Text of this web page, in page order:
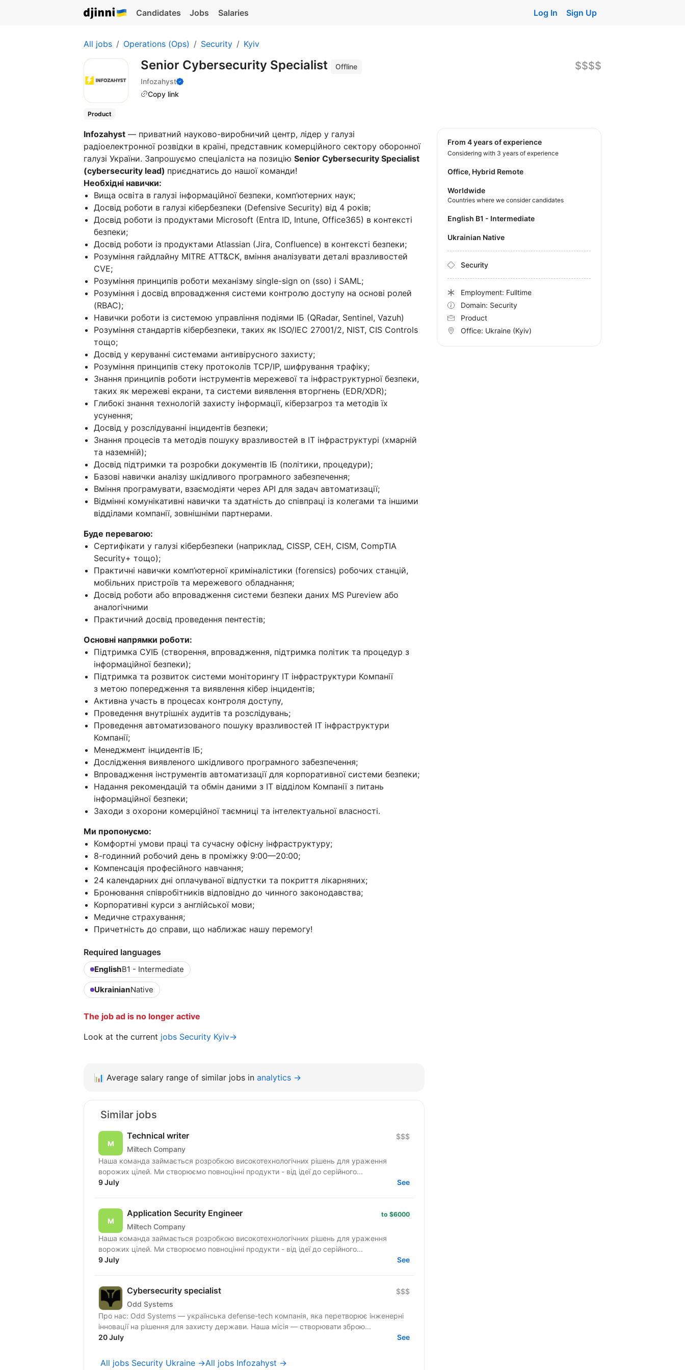
Candidates Jobs Salaries Log In Sign Up
All jobs Operations (Ops) Security Kyiv
Senior Cybersecurity Specialist
Offline
Infozahyst
Copy link
$$$$
Product
Infozahyst — приватний науково-виробничий центр, лідер у галузі
радіоелектронної розвідки в країні, представник комерційного сектору оборонної
галузі України. Запрошуємо спеціаліста на позицію Senior Cybersecurity Specialist
(cybersecurity lead) приєднатись до нашої команди!
Необхідні навички:
Вища освіта в галузі інформаційної безпеки, комп’ютерних наук;
Досвід роботи в галузі кібербезпеки (Defensive Security) від 4 років;
Досвід роботи із продуктами Microsoft (Entra ID, Intune, Office365) в контексті
безпеки;
Досвід роботи із продуктами Atlassian (Jira, Confluence) в контексті безпеки;
Розуміння гайдлайну MITRE ATT&CK, вміння аналізувати деталі вразливостей
CVE;
Розуміння принципів роботи механізму single-sign on (sso) і SAML;
Розуміння і досвід впровадження системи контролю доступу на основі ролей
(RBAC);
Навички роботи із системою управління подіями ІБ (QRadar, Sentinel, Vazuh)
Розуміння стандартів кібербезпеки, таких як ISO/IEC 27001/2, NIST, CIS Controls
тощо;
Досвід у керуванні системами антивірусного захисту;
Розуміння принципів стеку протоколів TCP/IP, шифрування трафіку;
Знання принципів роботи інструментів мережевої та інфраструктурної безпеки,
таких як мережеві екрани, та системи виявлення вторгнень (EDR/XDR);
Глибокі знання технологій захисту інформації, кіберзагроз та методів їх
усунення;
Досвід у розслідуванні інцидентів безпеки;
Знання процесів та методів пошуку вразливостей в ІТ інфраструктурі (хмарній
та наземній);
Досвід підтримки та розробки документів ІБ (політики, процедури);
Базові навички аналізу шкідливого програмного забезпечення;
Вміння програмувати, взаємодіяти через API для задач автоматизації;
Відмінні комунікативні навички та здатність до співпраці із колегами та іншими
відділами компанії, зовнішніми партнерами.
Буде перевагою:
Сертифікати у галузі кібербезпеки (наприклад, CISSP, CEH, CISM, CompTIA
Security+ тощо);
Практичні навички комп’ютерної криміналістики (forensics) робочих станцій,
мобільних пристроїв та мережевого обладнання;
Досвід роботи або впровадження системи безпеки даних MS Pureview або
аналогічними
Практичний досвід проведення пентестів;
Основні напрямки роботи:
Підтримка СУІБ (створення, впровадження, підтримка політик та процедур з
інформаційної безпеки);
Підтримка та розвиток системи моніторингу ІТ інфраструктури Компанії
з метою попередження та виявлення кібер інцидентів;
Активна участь в процесах контроля доступу,
Проведення внутрішніх аудитів та розслідувань;
Проведення автоматизованого пошуку вразливостей ІТ інфраструктури
Компанії;
Менеджмент інцидентів ІБ;
Дослідження виявленого шкідливого програмного забезпечення;
Впровадження інструментів автоматизації для корпоративної системи безпеки;
Надання рекомендацій та обмін даними з ІТ відділом Компанії з питань
інформаційної безпеки;
Заходи з охорони комерційної таємниці та інтелектуальної власності.
Ми пропонуємо:
Комфортні умови праці та сучасну офісну інфраструктуру;
8-годинний робочий день в проміжку 9:00—20:00;
Компенсація професійного навчання;
24 календарних дні оплачуваної відпустки та покриття лікарняних;
Бронювання співробітників відповідно до чинного законодавства;
Корпоративні курси з англійської мови;
Медичне страхування;
Причетність до справи, що наближає нашу перемогу!
Required languages
EnglishB1 - Intermediate
UkrainianNative
The job ad is no longer active
Look at the current jobs Security Kyiv→
from 4 years of experience
Considering with 3 years of experience
Office, Hybrid Remote
Worldwide
Countries where we consider candidates
English B1 - Intermediate
Ukrainian Native
Security
Employment: Fulltime
Domain: Security
Product
Office: Ukraine (Kyiv)
📊 Average salary range of similar jobs in analytics →
Similar jobs
Technical writer
Miltech Company
$$$
Наша команда займається розробкою високотехнологічних рішень для ураження
ворожих цілей. Ми створюємо повноцінні продукти - від ідеї до серійного...
9 July
See
Application Security Engineer
Miltech Company
to $6000
Наша команда займається розробкою високотехнологічних рішень для ураження
ворожих цілей. Ми створюємо повноцінні продукти - від ідеї до серійного...
9 July
See
Cybersecurity specialist
Odd Systems
$$$
Про нас: Odd Systems — українська defense-tech компанія, яка перетворює інженерні
інновації на рішення для захисту держави. Наша місія — створювати зброю...
20 July
See
All jobs Security Ukraine →All jobs Infozahyst →